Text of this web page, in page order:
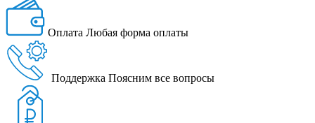
Оплата Любая форма оплаты
Поддержка Поясним все вопросы